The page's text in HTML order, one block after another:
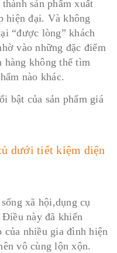
sản phẩm xuất
hiện đại. Và không
“được lòng” khách
vào những đặc điểm
hàng không thể tìm
nào khác.
bật của sản phẩm giá
dưới tiết kiệm diện
xã hội,dụng cụ
Điều này đã khiến
của nhiều gia đình hiện
vô cùng lộn xộn.